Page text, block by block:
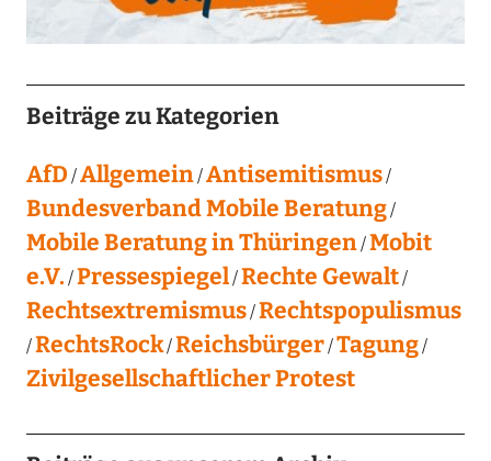
Beiträge zu Kategorien
AfD Allgemein Antisemitismus
Bundesverband Mobile Beratung
Mobile Beratung in Thüringen Mobit
e.V. Pressespiegel Rechte Gewalt
Rechtsextremismus Rechtspopulismus
RechtsRock Reichsbürger Tagung
Zivilgesellschaftlicher Protest